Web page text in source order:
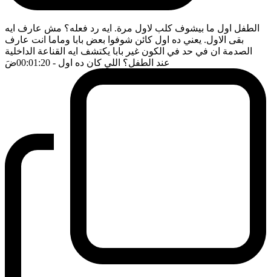
الطفل اول ما بيشوف كلب لاول مرة. ايه رد فعله؟ مش عارف ايه
بقى الاول. يعني ده اول كائن شوفوا بعض بابا وماما انت عارف
الصدمة ان في حد في الكون غير بابا يكتشف ايه القناعة الداخلية
عند الطفل؟ اللي كان ده اول - 00:01:20 ضَ